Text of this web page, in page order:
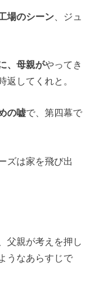
場のシーン 、ジュ
、母親がやってき
返してくれと。
の嘘で、第四幕で
ズは家を飛び出
父親が考えを押し
うなあらすじで